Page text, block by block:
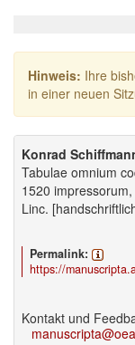
Hinweis: Ihre
in einer neuen
Konrad
Tabulae omnium
1520
Linc.
Permalink:
https://
Kontakt und